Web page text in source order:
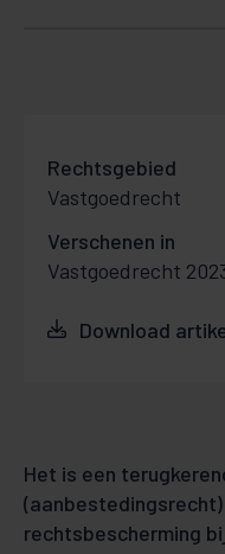
Rechtsgebied
Vastgoedrecht
Verschenen in
Vastgoedrecht
Download
Het is een
rechtsbescherming